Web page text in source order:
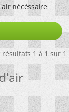
nécéssaire
résultats 1 à 1 sur 1